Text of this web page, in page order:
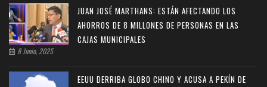
JUAN JOSÉ MARTHANS: ESTÁN AFECTANDO LOS
AHORROS DE 8 MILLONES DE PERSONAS EN LAS
CAJAS MUNICIPALES
8 Junio, 2025
EEUU DERRIBA GLOBO CHINO Y ACUSA A PEKÍN DE